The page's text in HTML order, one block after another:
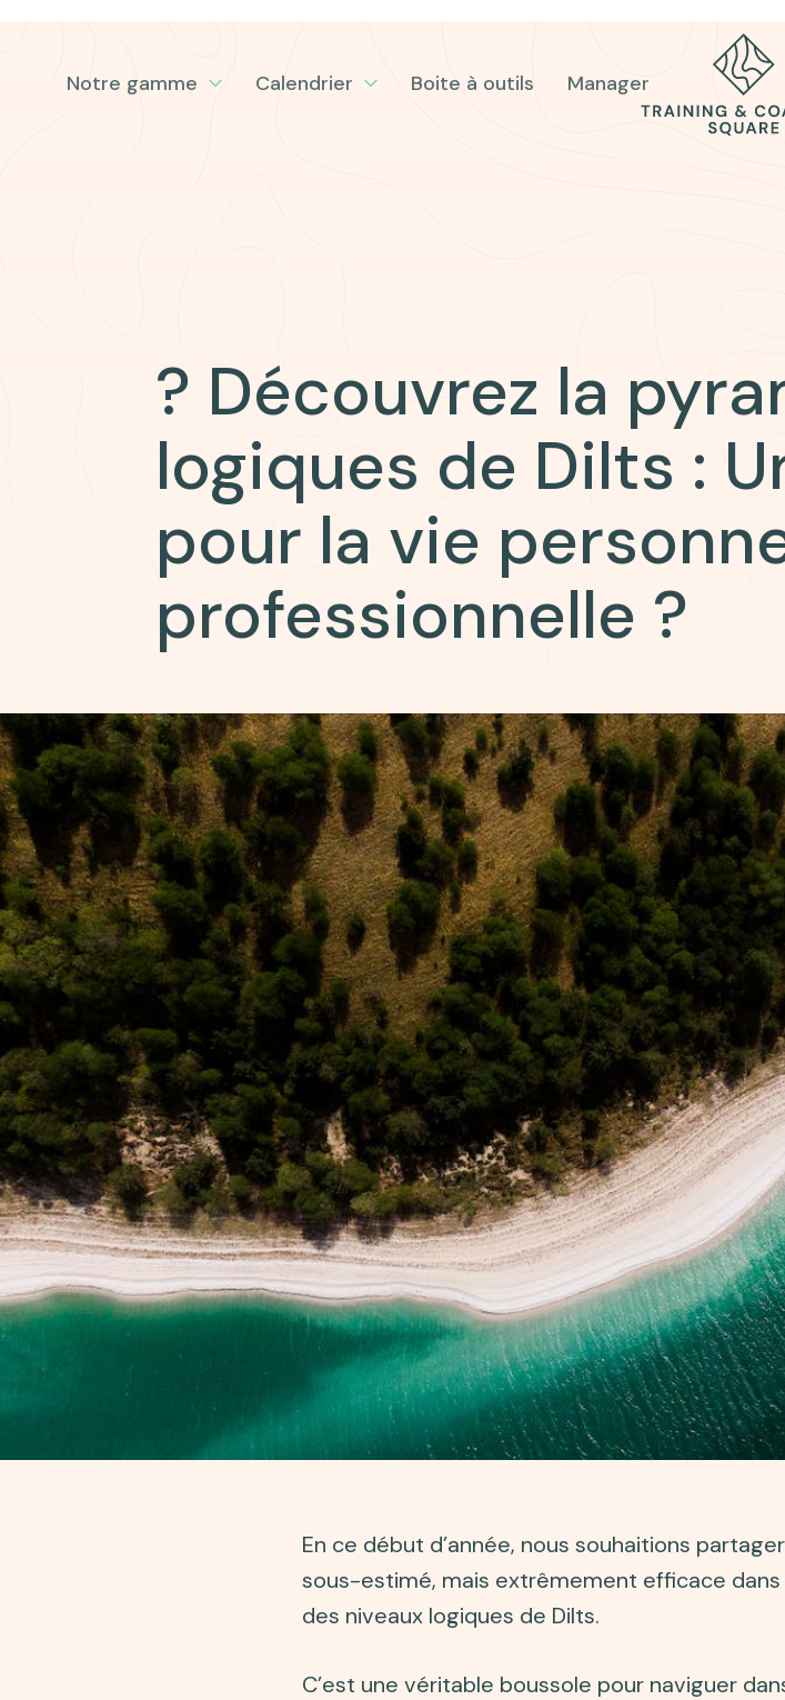
Notre gamme Calendrier Boite à outils Manager
? Découvrez la
logiques de Dilts :
pour la vie
professionnelle ?
En ce début d’année, nous souhaitions
sous-estimé, mais extrêmement efficace
des niveaux logiques de Dilts.
C’est une véritable boussole pour naviguer